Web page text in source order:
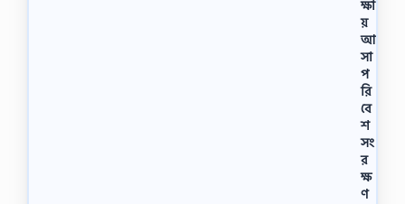
ক্ষা
য়
আ
সা
প
রি
বে
শ
সং
র
ক্ষ
ণ